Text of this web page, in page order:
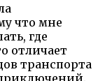
что мне
где
отличает
транспорта